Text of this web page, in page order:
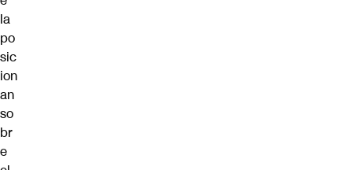
la
po
sic
ion
an
so
br
e